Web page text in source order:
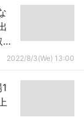
2022/8/3(We) 13:00